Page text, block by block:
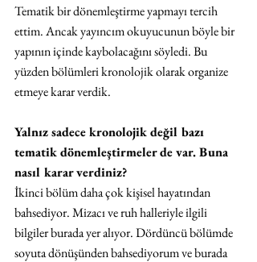
Tematik bir dönemleştirme yapmayı tercih
ettim. Ancak yayıncım okuyucunun böyle bir
yapının içinde kaybolacağını söyledi. Bu
yüzden bölümleri kronolojik olarak organize
etmeye karar verdik.
Yalnız sadece kronolojik değil bazı
tematik dönemleştirmeler de var. Buna
nasıl karar verdiniz?
İkinci bölüm daha çok kişisel hayatından
bahsediyor. Mizacı ve ruh halleriyle ilgili
bilgiler burada yer alıyor. Dördüncü bölümde
soyuta dönüşünden bahsediyorum ve burada